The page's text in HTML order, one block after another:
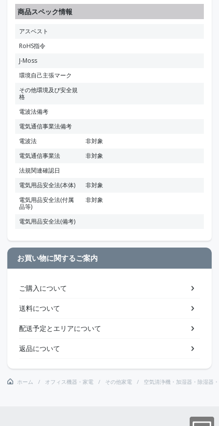
商品スペック情報
アスベスト
RoHS指令
J-Moss
環境自己主張マーク
その他環境及び安全規
格
電波法備考
電気通信事業法備考
電波法
非対象
電気通信事業法
非対象
法規関連確認日
電気用品安全法(本体)
非対象
電気用品安全法(付属
品等)
非対象
電気用品安全法(備考)
お買い物に関するご案内
ご購入について
送料について
配送予定とエリアについて
返品について
ホーム オフィス機器・家電 その他家電 空気清浄機・加湿器・除湿器